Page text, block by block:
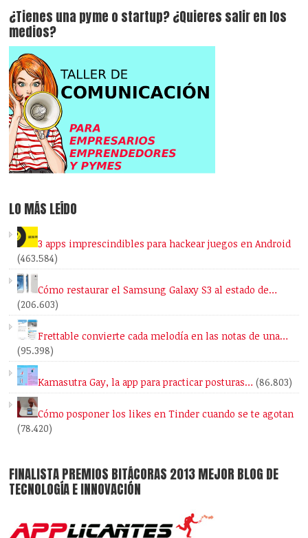
¿Tienes una pyme o startup? ¿Quieres salir en los
medios?
LO MÁS LEÍDO
3 apps imprescindibles para hackear juegos en Android
(463.584)
Cómo restaurar el Samsung Galaxy S3 al estado de…
(206.603)
Frettable convierte cada melodía en las notas de una…
(95.398)
Kamasutra Gay, la app para practicar posturas… (86.803)
Cómo posponer los likes en Tinder cuando se te agotan
(78.420)
FINALISTA PREMIOS BITÁCORAS 2013 MEJOR BLOG DE
TECNOLOGÍA E INNOVACIÓN